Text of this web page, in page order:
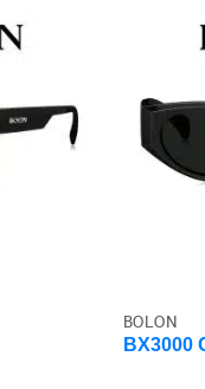
BOLON
BX3000